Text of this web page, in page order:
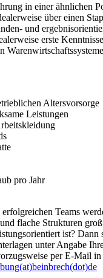
in einer ähnlichen
über einen
und
erste
Altersvorsorge
Leistungen
pro Jahr
Teams
flache Strukturen
ist? Dann
unter Angabe
per E-Mail